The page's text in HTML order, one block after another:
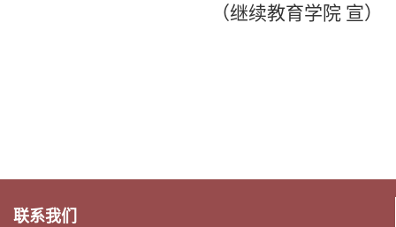
（继续教育学院 宣）
联系我们